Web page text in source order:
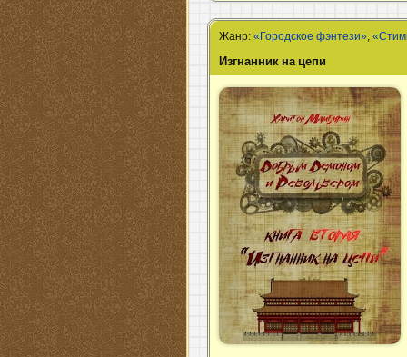
Жанр:«Городское фэнтези»,
Изгнанник на цепи